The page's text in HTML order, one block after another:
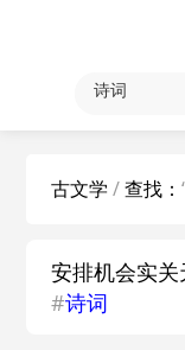
古文学 /查找：
安排机会实
#诗词